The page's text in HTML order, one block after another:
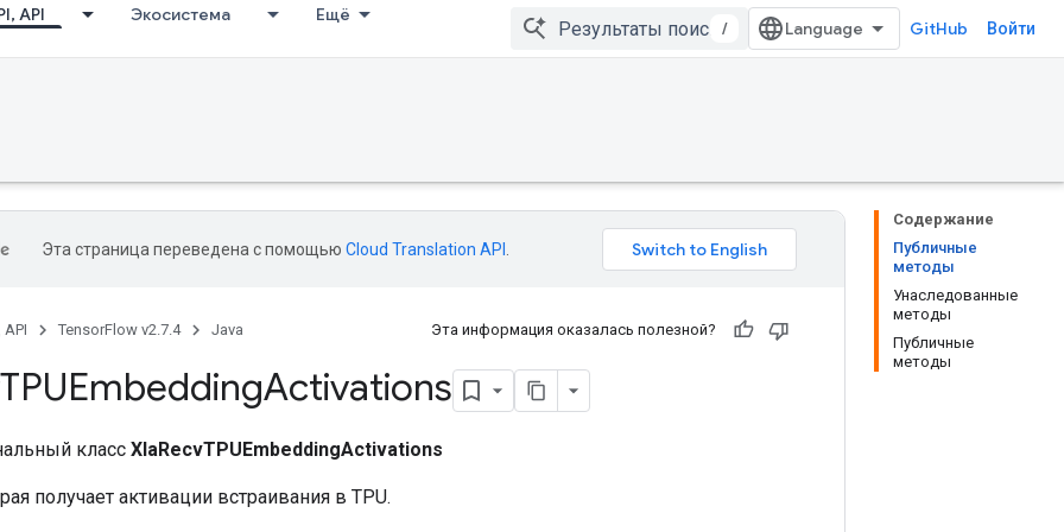
API Экосистема Ещё
/ GitHub Войти
Содержание
Публичные
методы
Унаследованные
методы
Публичные
методы
Эта страница переведена с помощью Cloud Translation API
API TensorFlow v2.7.4 Java Эта информация оказалась полезной?
TPUEmbeddingActivations
класс XlaRecvTPUEmbeddingActivations
получает активации встраивания в TPU.